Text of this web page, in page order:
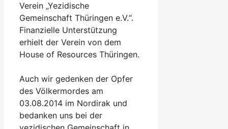
Verein „Yezidische
Gemeinschaft Thüringen e.V.“.
Finanzielle Unterstützung
erhielt der Verein von dem
House of Resources Thüringen.
Auch wir gedenken der Opfer
des Völkermordes am
03.08.2014 im Nordirak und
bedanken uns bei der